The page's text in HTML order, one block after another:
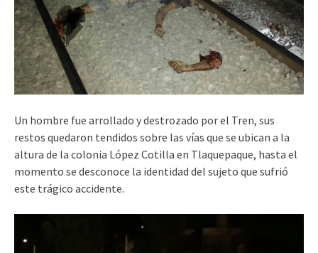
Un hombre fue arrollado y destrozado por el Tren, sus
restos quedaron tendidos sobre las vías que se ubican a la
altura de la colonia López Cotilla en Tlaquepaque, hasta el
momento se desconoce la identidad del sujeto que sufrió
este trágico accidente.